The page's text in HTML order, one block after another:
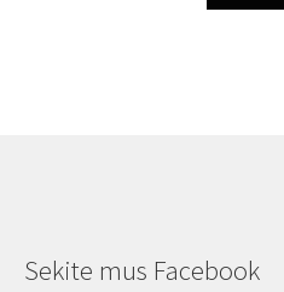
Sekite mus Facebook